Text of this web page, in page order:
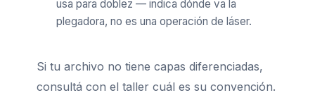
usa para doblez — indica dónde va la
plegadora, no es una operación de láser.
Si tu archivo no tiene capas diferenciadas,
consultá con el taller cuál es su convención.